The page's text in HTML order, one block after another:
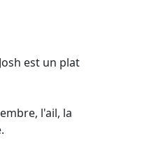
est un plat
l'ail, la